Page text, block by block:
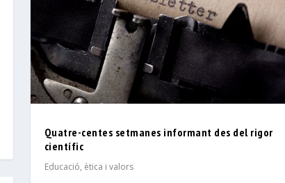
Quatre-centes setmanes informant des del rigor
científic
Educació, ètica i valors